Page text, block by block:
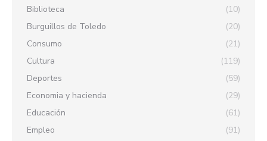
Biblioteca
(10)
Burguillos de Toledo
(20)
Consumo
(21)
Cultura
(119)
Deportes
(59)
Economia y hacienda
(29)
Educación
(61)
Empleo
(91)